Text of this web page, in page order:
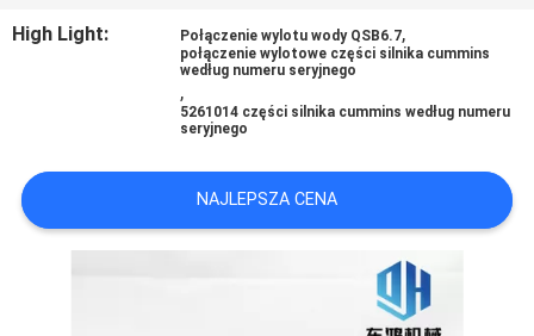
High Light: Połączenie wylotu wody QSB6.7,
połączenie wylotowe części silnika cummins
według numeru seryjnego
,
5261014 części silnika cummins według numeru
seryjnego
NAJLEPSZA CENA